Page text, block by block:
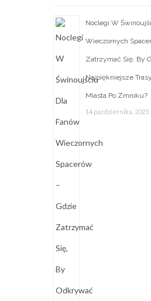
Noclegi W
Wieczornych
Zatrzymać Się, By
Najpiękniejsze
Miasta Po Zmroku?
14 października, 2025